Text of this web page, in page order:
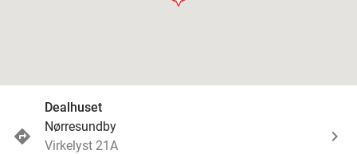
Dealhuset
Nørresundby
Virkelyst 21A